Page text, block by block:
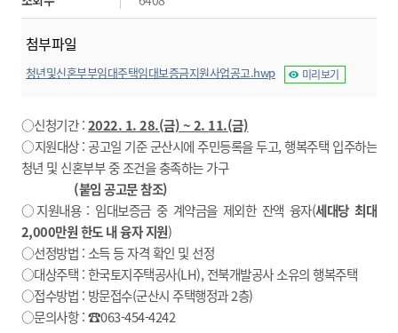
첨부파일
청년및신혼부부임대주택임대보증금지원사업공고.hwp 미리보기
○신청기간 :2022. 1. 28.(금) ~ 2. 11.(금)
○지원대상 : 공고일 기준 군산시에 주민등록을 두고, 행복주택 입주하는
청년 및 신혼부부 중 조건을 충족하는 가구
(붙임 공고문 참조)
○지원내용 : 임대보증금 중 계약금을 제외한 잔액 융자(세대당 최대
2,000만원 한도 내 융자 지원)
○선정방법 : 소득 등 자격 확인 및 선정
○대상주택 : 한국토지주택공사(LH), 전북개발공사 소유의 행복주택
○접수방법 : 방문접수(군산시 주택행정과 2층)
○문의사항 : ☎063-454-4242